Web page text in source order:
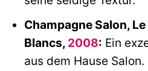
Champagne Salon,
Blancs, 2008: Ein
aus dem Hause